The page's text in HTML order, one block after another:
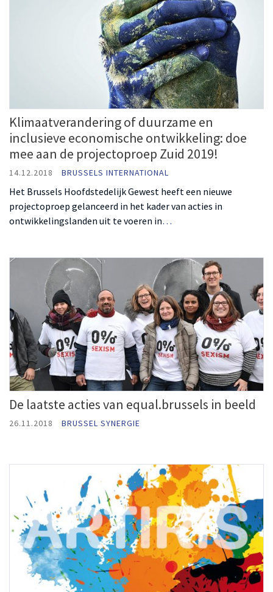
Klimaatverandering of duurzame en
inclusieve economische ontwikkeling: doe
mee aan de projectoproep Zuid 2019!
14.12.2018 BRUSSELS INTERNATIONAL
Het Brussels Hoofdstedelijk Gewest heeft een nieuwe
projectoproep gelanceerd in het kader van acties in
ontwikkelingslanden uit te voeren in…
De laatste acties van equal.brussels in beeld
26.11.2018 BRUSSEL SYNERGIE